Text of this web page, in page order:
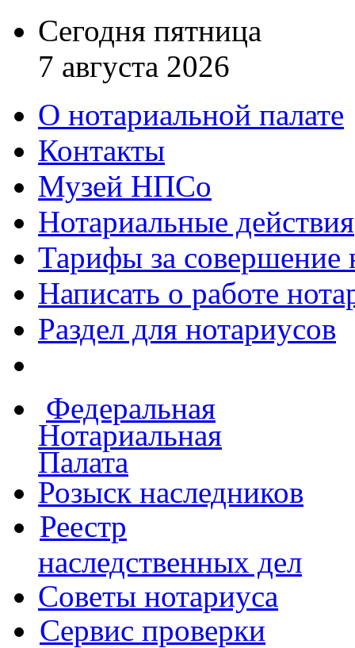
Сегодня пятница
7 августа 2026
О нотариальной палате
Контакты
Музей НПСо
Нотариальные действия
Тарифы за совершение
Написать о работе
Раздел для нотариусов
Федеральная
Нотариальная
Палата
Розыск наследников
Реестр
наследственных дел
Советы нотариуса
Сервис проверки